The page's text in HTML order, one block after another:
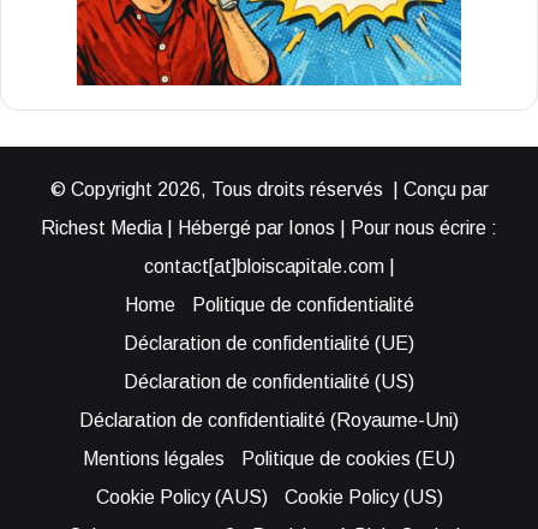
© Copyright 2026, Tous droits réservés | Conçu par
Richest Media | Hébergé par Ionos | Pour nous écrire :
contact[at]bloiscapitale.com |
Home
Politique de confidentialité
Déclaration de confidentialité (UE)
Déclaration de confidentialité (US)
Déclaration de confidentialité (Royaume-Uni)
Mentions légales
Politique de cookies (EU)
Cookie Policy (AUS)
Cookie Policy (US)